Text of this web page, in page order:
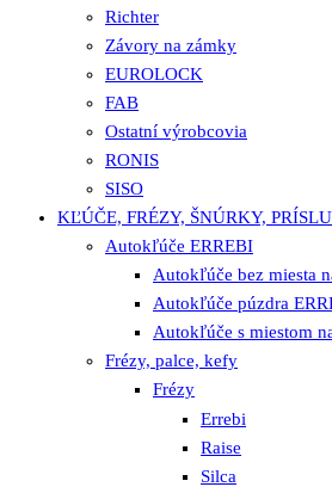
Richter
Závory na zámky
EUROLOCK
FAB
Ostatní výrobcovia
RONIS
SISO
KĽÚČE, FRÉZY, ŠNÚRKY,
Autokľúče ERREBI
Autokľúče bez miesta
Autokľúče púzdra
Autokľúče s miestom
Frézy, palce, kefy
Frézy
Errebi
Raise
Silca